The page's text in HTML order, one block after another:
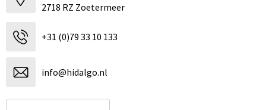
2718 RZ Zoetermeer
+31 (0)79 33 10 133
info@hidalgo.nl